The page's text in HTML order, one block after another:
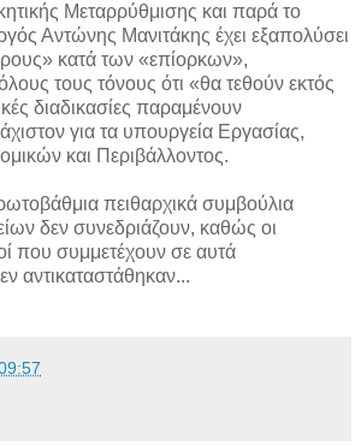
Μεταρρύθμισης και παρά το
Αντώνης Μανιτάκης έχει εξαπολύσει
κατά των «επίορκων»,
τους τόνους ότι «θα τεθούν εκτός
διαδικασίες παραμένουν
για τα υπουργεία Εργασίας,
και Περιβάλλοντος.
πειθαρχικά συμβούλια
δεν συνεδριάζουν, καθώς οι
που συμμετέχουν σε αυτά
αντικαταστάθηκαν...